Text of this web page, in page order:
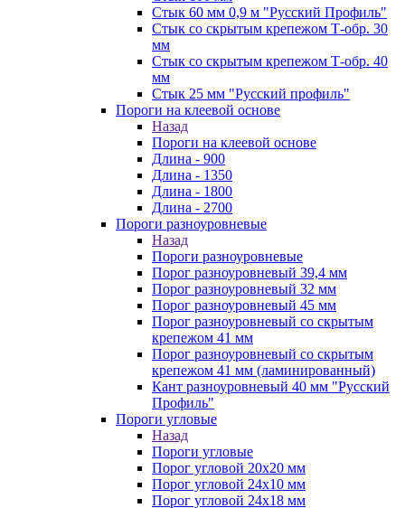
Стык 60 мм 0,9 м "Русский Профиль"
Стык со скрытым крепежом Т-обр. 30
мм
Стык со скрытым крепежом Т-обр. 40
мм
Стык 25 мм "Русский профиль"
Пороги на клеевой основе
Назад
Пороги на клеевой основе
Длина - 900
Длина - 1350
Длина - 1800
Длина - 2700
Пороги разноуровневые
Назад
Пороги разноуровневые
Порог разноуровневый 39,4 мм
Порог разноуровневый 32 мм
Порог разноуровневый 45 мм
Порог разноуровневый со скрытым
крепежом 41 мм
Порог разноуровневый со скрытым
крепежом 41 мм (ламинированный)
Кант разноуровневый 40 мм "Русский
Профиль"
Пороги угловые
Назад
Пороги угловые
Порог угловой 20х20 мм
Порог угловой 24х10 мм
Порог угловой 24х18 мм